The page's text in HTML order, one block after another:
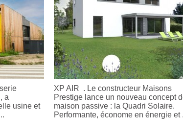
a
usine et
XP AIR . Le constructeur Maisons
Prestige lance un nouveau concept
maison passive : la Quadri Solaire.
Performante, économe en énergie et